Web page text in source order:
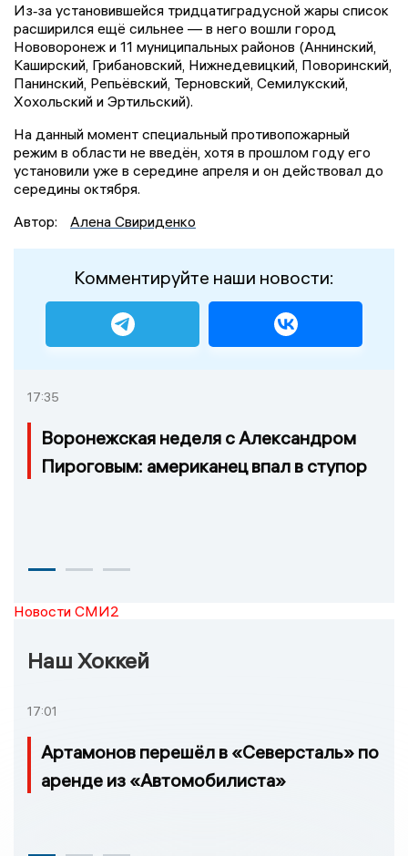
Из‑за установившейся тридцатиградусной жары список
расширился ещё сильнее — в него вошли город
Нововоронеж и 11 муниципальных районов (Аннинский,
Каширский, Грибановский, Нижнедевицкий, Поворинский,
Панинский, Репьёвский, Терновский, Семилукский,
Хохольский и Эртильский).
На данный момент специальный противопожарный
режим в области не введён, хотя в прошлом году его
установили уже в середине апреля и он действовал до
середины октября.
Автор:
Алена Свириденко
Комментируйте наши новости:
17:35
Воронежская неделя с Александром
Пироговым: американец впал в ступор
Новости СМИ2
Наш Хоккей
17:01
Артамонов перешёл в «Северсталь» по
аренде из «Автомобилиста»